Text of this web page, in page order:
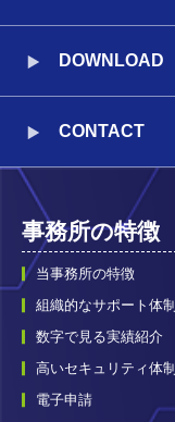
DOWNLOAD
CONTACT
事務所の特徴
当事務所の特徴
組織的なサポート体制
数字で見る実績紹介
高いセキュリティ体制
電子申請